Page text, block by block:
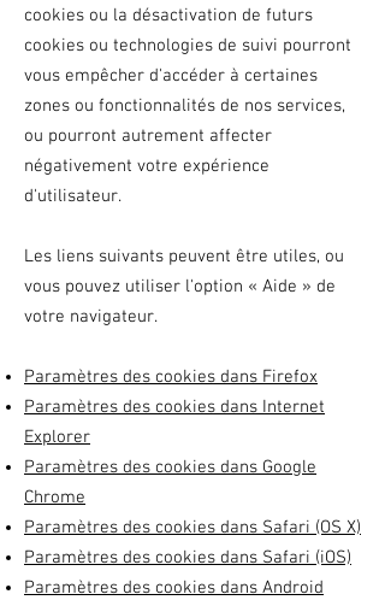
cookies ou la désactivation de futurs
cookies ou technologies de suivi pourront
vous empêcher d'accéder à certaines
zones ou fonctionnalités de nos services,
ou pourront autrement affecter
négativement votre expérience
d'utilisateur.
Les liens suivants peuvent être utiles, ou
vous pouvez utiliser l'option « Aide » de
votre navigateur.
Paramètres des cookies dans Firefox
Paramètres des cookies dans Internet
Explorer
Paramètres des cookies dans Google
Chrome
Paramètres des cookies dans Safari (OS X)
Paramètres des cookies dans Safari (iOS)
Paramètres des cookies dans Android